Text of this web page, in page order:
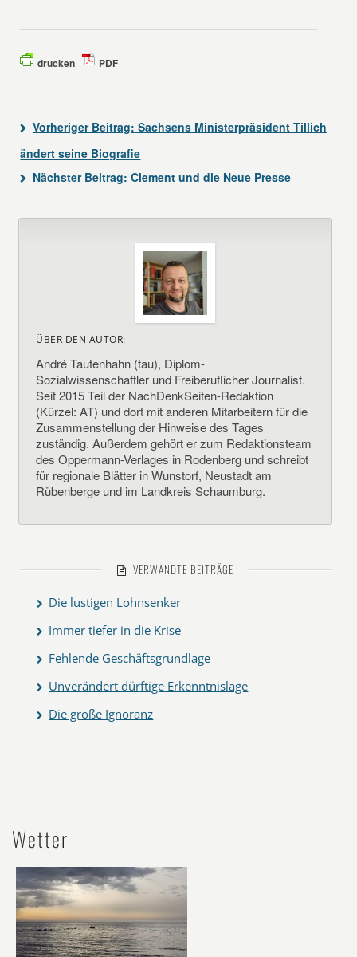
drucken PDF
Vorheriger Beitrag: Sachsens Ministerpräsident Tillich
ändert seine Biografie
Nächster Beitrag: Clement und die Neue Presse
ÜBER DEN AUTOR:
André Tautenhahn (tau), Diplom-
Sozialwissenschaftler und Freiberuflicher Journalist.
Seit 2015 Teil der NachDenkSeiten-Redaktion
(Kürzel: AT) und dort mit anderen Mitarbeitern für die
Zusammenstellung der Hinweise des Tages
zuständig. Außerdem gehört er zum Redaktionsteam
des Oppermann-Verlages in Rodenberg und schreibt
für regionale Blätter in Wunstorf, Neustadt am
Rübenberge und im Landkreis Schaumburg.
VERWANDTE BEITRÄGE
Die lustigen Lohnsenker
Immer tiefer in die Krise
Fehlende Geschäftsgrundlage
Unverändert dürftige Erkenntnislage
Die große Ignoranz
Wetter